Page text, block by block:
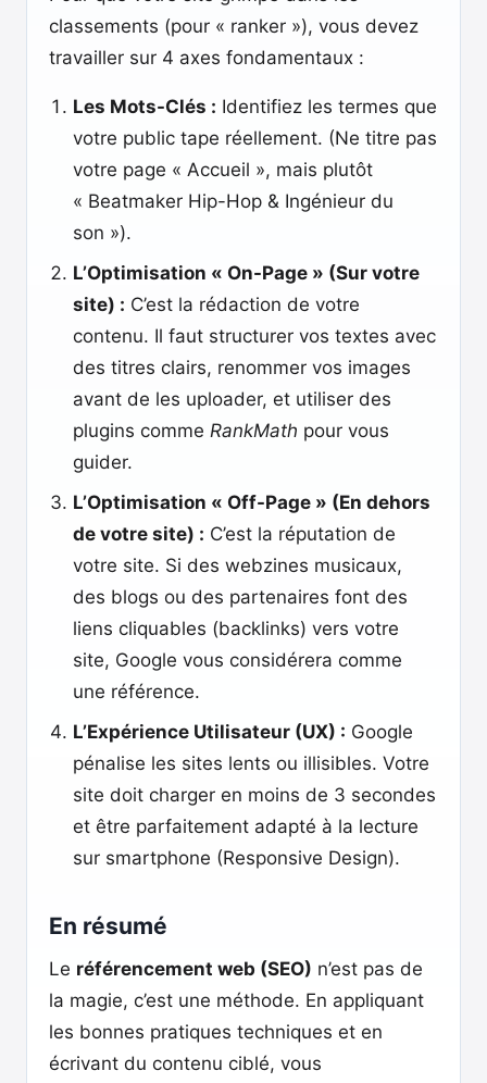
classements (pour « ranker »), vous devez
travailler sur 4 axes fondamentaux :
Les Mots-Clés : Identifiez les termes que
votre public tape réellement. (Ne titre pas
votre page « Accueil », mais plutôt
« Beatmaker Hip-Hop & Ingénieur du
son »).
L’Optimisation « On-Page » (Sur votre
site) : C’est la rédaction de votre
contenu. Il faut structurer vos textes avec
des titres clairs, renommer vos images
avant de les uploader, et utiliser des
plugins comme RankMath pour vous
guider.
L’Optimisation « Off-Page » (En dehors
de votre site) : C’est la réputation de
votre site. Si des webzines musicaux,
des blogs ou des partenaires font des
liens cliquables (backlinks) vers votre
site, Google vous considérera comme
une référence.
L’Expérience Utilisateur (UX) : Google
pénalise les sites lents ou illisibles. Votre
site doit charger en moins de 3 secondes
et être parfaitement adapté à la lecture
sur smartphone (Responsive Design).
En résumé
Le référencement web (SEO) n’est pas de
la magie, c’est une méthode. En appliquant
les bonnes pratiques techniques et en
écrivant du contenu ciblé, vous